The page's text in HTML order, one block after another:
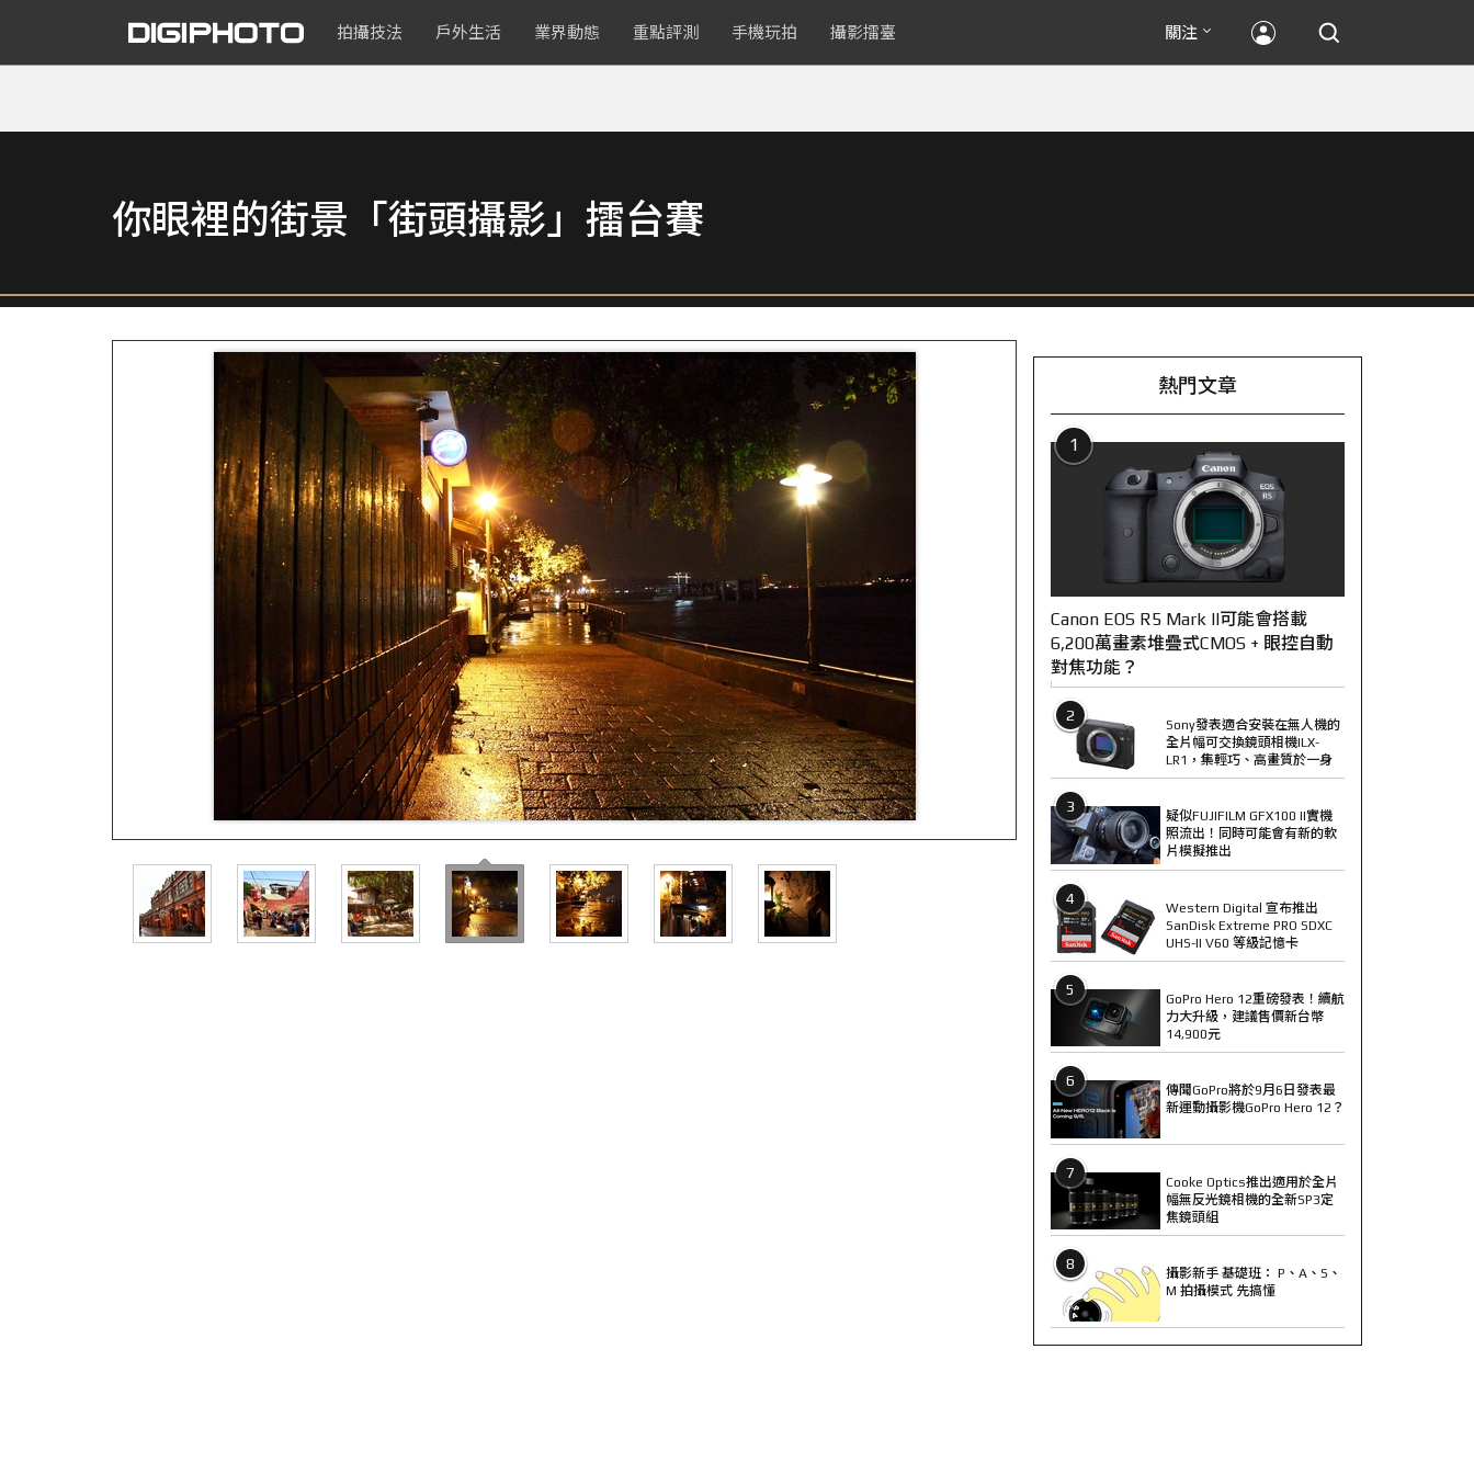
拍攝技法 戶外生活 業界動態 重點評測 手機玩拍 攝影擂臺 關注
你眼裡的街景「街頭攝影」擂台賽
熱門文章
1
Canon EOS R5 Mark II可能會搭載
6,200萬畫素堆疊式CMOS + 眼控自動
對焦功能？
2
Sony發表適合安裝在無人機的
全片幅可交換鏡頭相機ILX-
LR1，集輕巧、高畫質於一身
3
疑似FUJIFILM GFX100 II實機
照流出！同時可能會有新的軟
片模擬推出
4
Western Digital 宣布推出
SanDisk Extreme PRO SDXC
UHS-II V60 等級記憶卡
5
GoPro Hero 12重磅發表！續航
力大升級，建議售價新台幣
14,900元
6
傳聞GoPro將於9月6日發表最
新運動攝影機GoPro Hero 12？
7
Cooke Optics推出適用於全片
幅無反光鏡相機的全新SP3定
焦鏡頭組
8
攝影新手 基礎班： P、A、S、
M 拍攝模式 先搞懂